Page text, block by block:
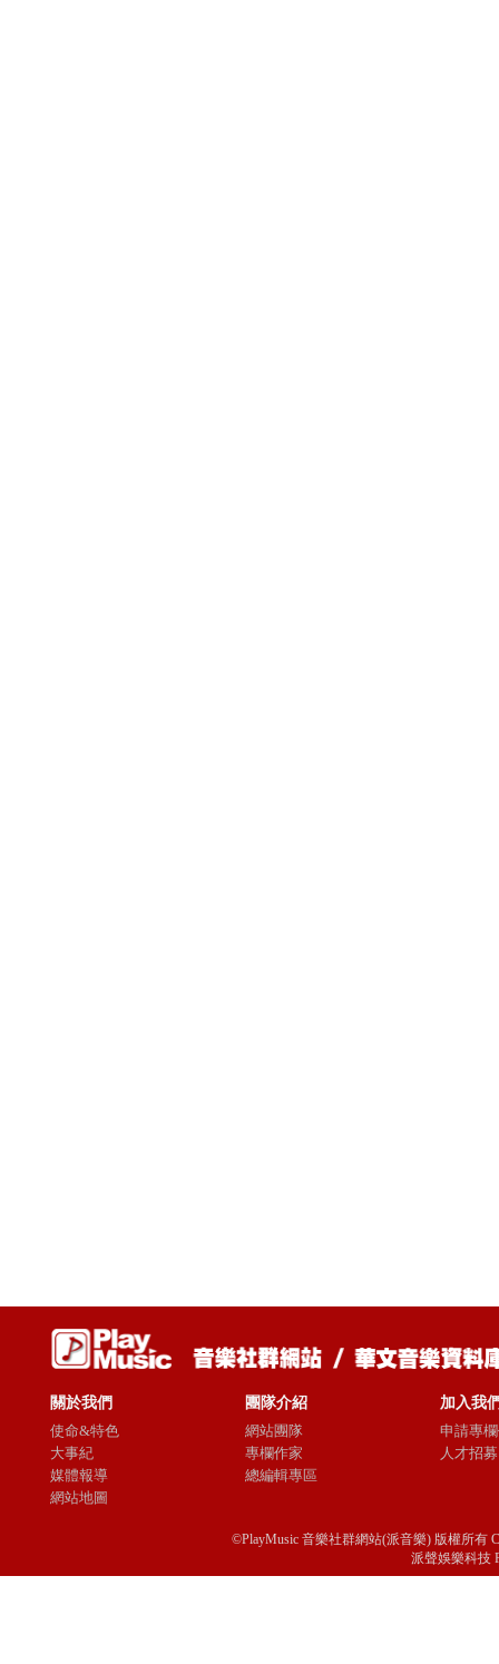
關於我們
使命&特色
大事紀
媒體報導
網站地圖
團隊介紹
網站團隊
專欄作家
總編輯專區
加入我
申請專
人才招募
©PlayMusic 音樂社群網站(派音樂) 版權所有
派聲娛樂科技